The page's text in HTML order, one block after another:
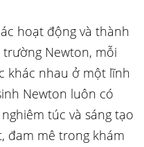
hoạt động và thành
Newton, mỗi
khác nhau ở một lĩnh
Newton luôn có
túc và sáng tạo
đam mê trong khám